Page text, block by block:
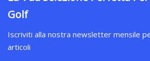
Golf
Iscriviti alla nostra newsletter mensile
articoli